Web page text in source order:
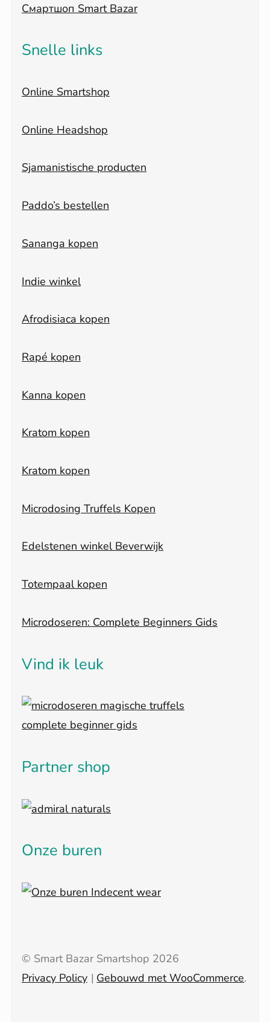
Смартшоп Smart Bazar
Snelle links
Online Smartshop
Online Headshop
Sjamanistische producten
Paddo’s bestellen
Sananga kopen
Indie winkel
Afrodisiaca kopen
Rapé kopen
Kanna kopen
Kratom kopen
Kratom kopen
Microdosing Truffels Kopen
Edelstenen winkel Beverwijk
Totempaal kopen
Microdoseren: Complete Beginners Gids
Vind ik leuk
Partner shop
Onze buren
© Smart Bazar Smartshop 2026
Privacy Policy
Gebouwd met WooCommerce.